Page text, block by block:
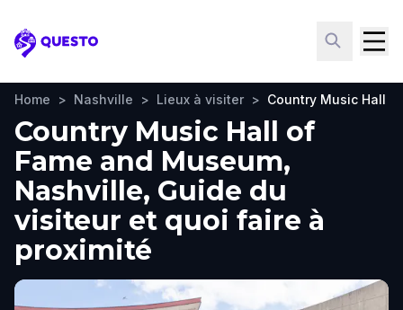
Questo
Home > Nashville > Lieux à visiter > Country Music Hall
Country Music Hall of
Fame and Museum,
Nashville, Guide du
visiteur et quoi faire à
proximité